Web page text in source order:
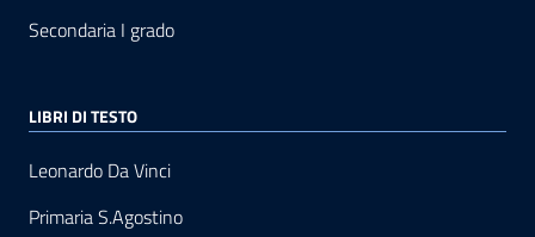
Secondaria I grado
LIBRI DI TESTO
Leonardo Da Vinci
Primaria S.Agostino